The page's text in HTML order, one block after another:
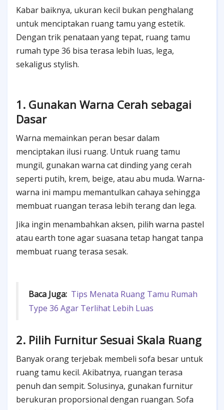
Kabar baiknya, ukuran kecil bukan penghalang
untuk menciptakan ruang tamu yang estetik.
Dengan trik penataan yang tepat, ruang tamu
rumah type 36 bisa terasa lebih luas, lega,
sekaligus stylish.
1. Gunakan Warna Cerah sebagai
Dasar
Warna memainkan peran besar dalam
menciptakan ilusi ruang. Untuk ruang tamu
mungil, gunakan warna cat dinding yang cerah
seperti putih, krem, beige, atau abu muda. Warna-
warna ini mampu memantulkan cahaya sehingga
membuat ruangan terasa lebih terang dan lega.
Jika ingin menambahkan aksen, pilih warna pastel
atau earth tone agar suasana tetap hangat tanpa
membuat ruang terasa sesak.
Baca Juga: Tips Menata Ruang Tamu Rumah
Type 36 Agar Terlihat Lebih Luas
2. Pilih Furnitur Sesuai Skala Ruang
Banyak orang terjebak membeli sofa besar untuk
ruang tamu kecil. Akibatnya, ruangan terasa
penuh dan sempit. Solusinya, gunakan furnitur
berukuran proporsional dengan ruangan. Sofa